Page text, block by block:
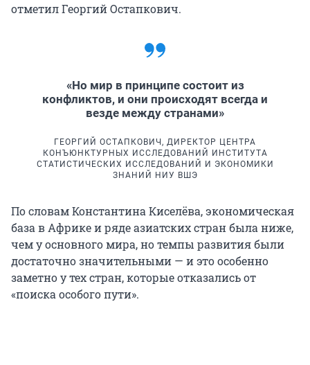
отметил Георгий Остапкович.
«Но мир в принципе состоит из
конфликтов, и они происходят всегда и
везде между странами»
ГЕОРГИЙ ОСТАПКОВИЧ, ДИРЕКТОР ЦЕНТРА
КОНЪЮНКТУРНЫХ ИССЛЕДОВАНИЙ ИНСТИТУТА
СТАТИСТИЧЕСКИХ ИССЛЕДОВАНИЙ И ЭКОНОМИКИ
ЗНАНИЙ НИУ ВШЭ
По словам Константина Киселёва, экономическая
база в Африке и ряде азиатских стран была ниже,
чем у основного мира, но темпы развития были
достаточно значительными — и это особенно
заметно у тех стран, которые отказались от
«поиска особого пути».